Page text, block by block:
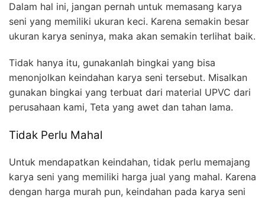
Dalam hal ini, jangan pernah untuk memasang karya
seni yang memiliki ukuran keci. Karena semakin besar
ukuran karya seninya, maka akan semakin terlihat baik.
Tidak hanya itu, gunakanlah bingkai yang bisa
menonjolkan keindahan karya seni tersebut. Misalkan
gunakan bingkai yang terbuat dari material UPVC dari
perusahaan kami, Teta yang awet dan tahan lama.
Tidak Perlu Mahal
Untuk mendapatkan keindahan, tidak perlu memajang
karya seni yang memiliki harga jual yang mahal. Karena
dengan harga murah pun, keindahan pada karya seni